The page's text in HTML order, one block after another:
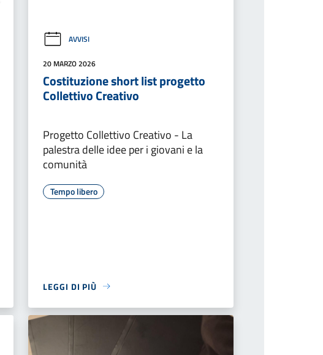
AVVISI
20 MARZO 2026
Costituzione short list progetto
Collettivo Creativo
Progetto Collettivo Creativo - La
palestra delle idee per i giovani e la
comunità
Tempo libero
LEGGI DI PIÙ